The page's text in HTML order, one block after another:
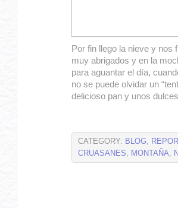
Por fin llego la nieve y nos
muy abrigados y en la
para aguantar el día,
no se puede olvidar un
delicioso pan y unos
CATEGORY: BLOG,
CRUASANES, MONTAÑA,